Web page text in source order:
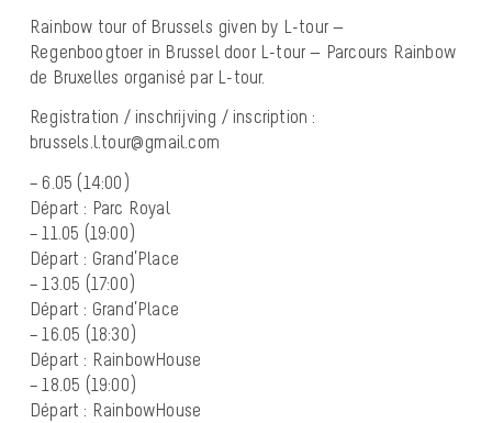
Rainbow tour of Brussels given by L-tour —
Regenboogtoer in Brussel door L-tour — Parcours Rainbow
de Bruxelles organisé par L-tour.
Registration / inschrijving / inscription :
brussels.l.tour@gmail.com
– 6.05 (14:00)
Départ : Parc Royal
– 11.05 (19:00)
Départ : Grand’Place
– 13.05 (17:00)
Départ : Grand’Place
– 16.05 (18:30)
Départ : RainbowHouse
– 18.05 (19:00)
Départ : RainbowHouse